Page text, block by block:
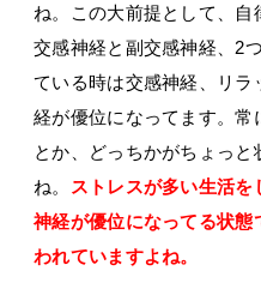
ね。この大前提として、自
交感神経と副交感神経、2
ている時は交感神経、リラ
経が優位になってます。常
とか、どっちかがちょっ
ね。
ストレスが多い生活
神経が優位になってる状
われていますよね。